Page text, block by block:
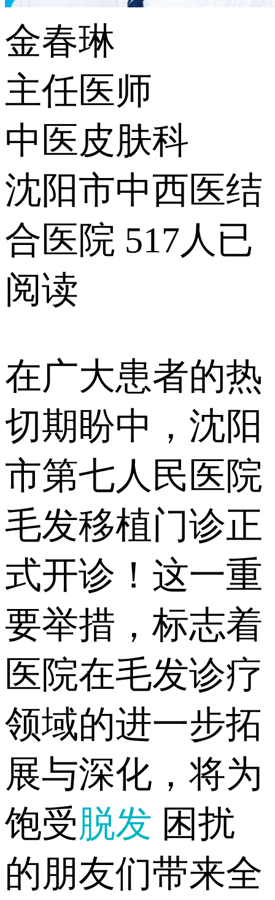
金春琳
主任医师
中医皮肤科
沈阳市中西医结
合医院 517人已
阅读
在广大患者的热
切期盼中，沈阳
市第七人民医院
毛发移植门诊正
式开诊！这一重
要举措，标志着
医院在毛发诊疗
领域的进一步拓
展与深化，将为
饱受脱发 困扰
的朋友们带来全